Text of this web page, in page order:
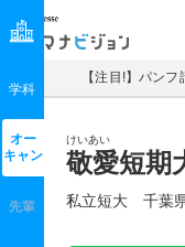
マナビ
【注目!】パン
けいあい
敬愛短期
私立短大 千葉
学科
オー
キャン
先輩